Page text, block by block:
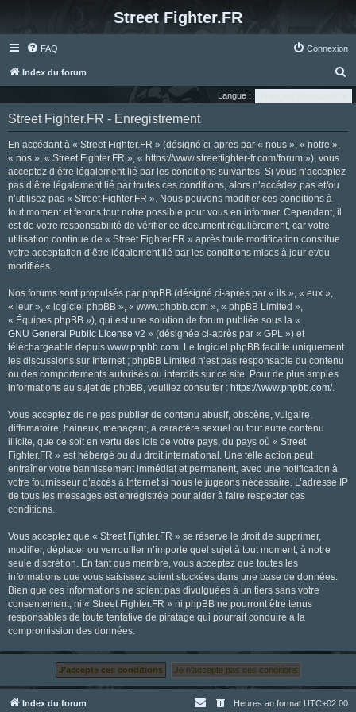
Street Fighter.FR
FAQ Connexion
Index du forum
e
Langue :
Street Fighter.FR - Enregistrement
En accédant à « Street Fighter.FR » (désigné ci-après par « nous », « notre »,
« nos », « Street Fighter.FR », « https://www.streetfighter-fr.com/forum »), vous
acceptez d’être légalement lié par les conditions suivantes. Si vous n’acceptez
pas d’être légalement lié par toutes ces conditions, alors n’accédez pas et/ou
n’utilisez pas « Street Fighter.FR ». Nous pouvons modifier ces conditions à
tout moment et ferons tout notre possible pour vous en informer. Cependant, il
est de votre responsabilité de vérifier ce document régulièrement, car votre
utilisation continue de « Street Fighter.FR » après toute modification constitue
votre acceptation d’être légalement lié par les conditions mises à jour et/ou
modifiées.
Nos forums sont propulsés par phpBB (désigné ci-après par « ils », « eux »,
« leur », « logiciel phpBB », « www.phpbb.com », « phpBB Limited »,
« Équipes phpBB »), qui est une solution de forum publiée sous la «
GNU General Public License v2 » (désignée ci-après par « GPL ») et
téléchargeable depuis www.phpbb.com. Le logiciel phpBB facilite uniquement
les discussions sur Internet ; phpBB Limited n’est pas responsable du contenu
ou des comportements autorisés ou interdits sur ce site. Pour de plus amples
informations au sujet de phpBB, veuillez consulter : https://www.phpbb.com/.
Vous acceptez de ne pas publier de contenu abusif, obscène, vulgaire,
diffamatoire, haineux, menaçant, à caractère sexuel ou tout autre contenu
illicite, que ce soit en vertu des lois de votre pays, du pays où « Street
Fighter.FR » est hébergé ou du droit international. Une telle action peut
entraîner votre bannissement immédiat et permanent, avec une notification à
votre fournisseur d’accès à Internet si nous le jugeons nécessaire. L’adresse IP
de tous les messages est enregistrée pour aider à faire respecter ces
conditions.
Vous acceptez que « Street Fighter.FR » se réserve le droit de supprimer,
modifier, déplacer ou verrouiller n’importe quel sujet à tout moment, à notre
seule discrétion. En tant que membre, vous acceptez que toutes les
informations que vous saisissez soient stockées dans une base de données.
Bien que ces informations ne soient pas divulguées à un tiers sans votre
consentement, ni « Street Fighter.FR » ni phpBB ne pourront être tenus
responsables de toute tentative de piratage qui pourrait conduire à la
compromission des données.
Index du forum Heures au format UTC+02:00